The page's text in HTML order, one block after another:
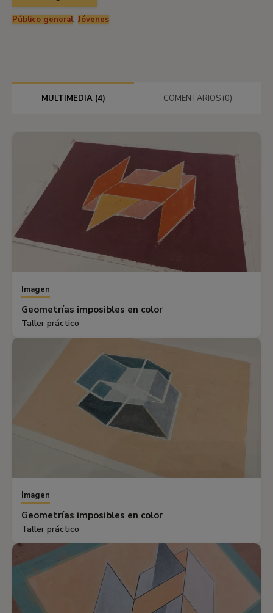
Público general, Jóvenes
MULTIMEDIA (4) COMENTARIOS (0)
Imagen
Geometrías imposibles en color
Taller práctico
Imagen
Geometrías imposibles en color
Taller práctico